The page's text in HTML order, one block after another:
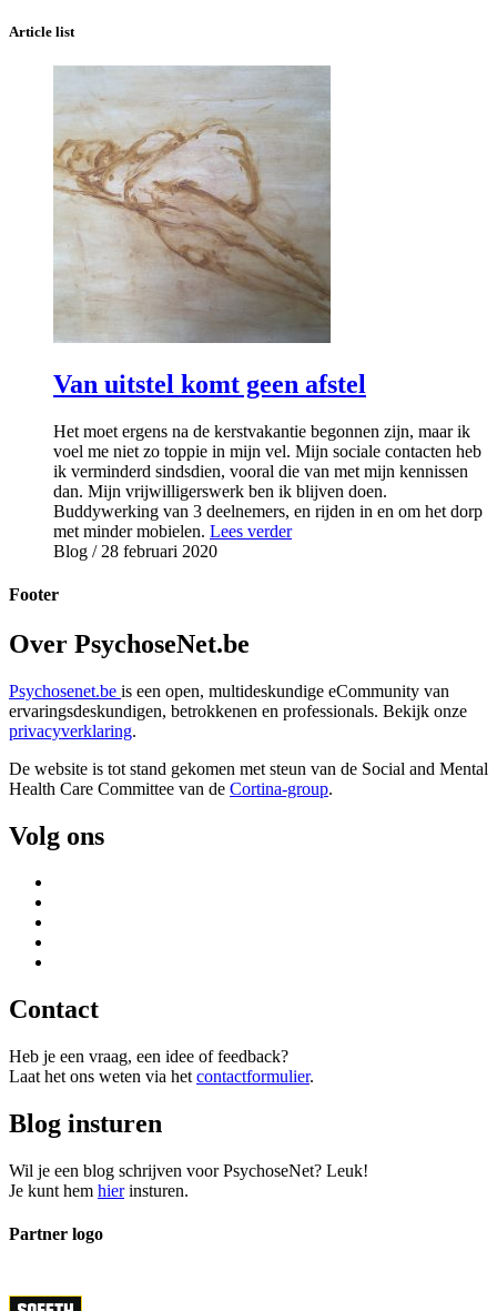
Article list
Van uitstel komt geen afstel
Het moet ergens na de kerstvakantie begonnen zijn, maar ik
voel me niet zo toppie in mijn vel. Mijn sociale contacten heb
ik verminderd sindsdien, vooral die van met mijn kennissen
dan. Mijn vrijwilligerswerk ben ik blijven doen.
Buddywerking van 3 deelnemers, en rijden in en om het dorp
met minder mobielen. Lees verder
Blog / 28 februari 2020
Footer
Over PsychoseNet.be
Psychosenet.be is een open, multideskundige eCommunity van
ervaringsdeskundigen, betrokkenen en professionals. Bekijk onze
privacyverklaring.
De website is tot stand gekomen met steun van de Social and Mental
Health Care Committee van de Cortina-group.
Volg ons
Contact
Heb je een vraag, een idee of feedback?
Laat het ons weten via het contactformulier.
Blog insturen
Wil je een blog schrijven voor PsychoseNet? Leuk!
Je kunt hem hierinsturen.
Partner logo